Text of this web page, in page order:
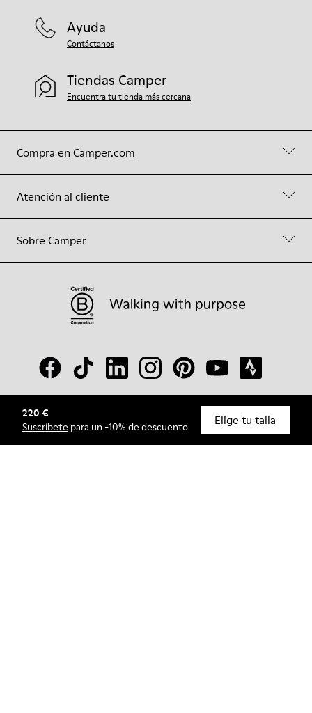
220 €
Suscríbete para un -10% de descuento Elige tu talla
Compra en Camper.com
Atención al cliente
Sobre Camper
Ayuda
Contáctanos
Tiendas Camper
Encuentra tu tienda más cercana
© Camper, 2026